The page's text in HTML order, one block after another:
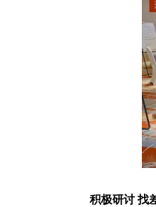
积极研讨 找